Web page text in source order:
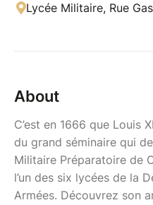
Lycée Militaire, Rue
About
C’est en 1666 que Louis
du grand séminaire qui
Militaire Préparatoire de
l’un des six lycées de la
Armées. Découvrez son